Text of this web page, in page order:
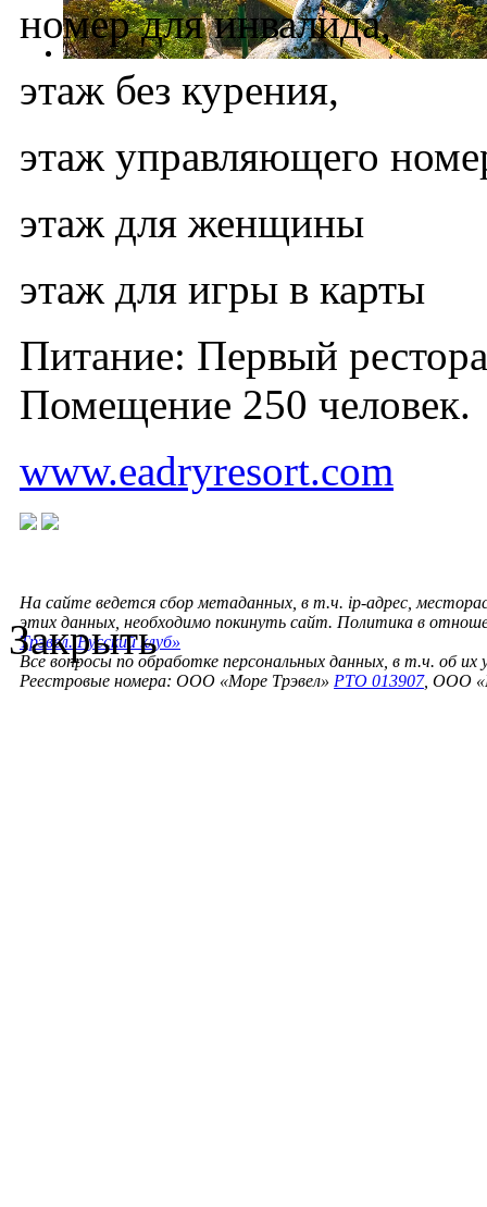
номер для инвалида,
этаж без курения,
этаж управляющего
этаж для женщины
этаж для игры в карты
Питание: Первый
Помещение 250 человек.
www.eadryresort.com
На сайте ведется сбор метаданных, в т.ч. ip-адрес,
этих данных, необходимо покинуть сайт. Политика в
Трэвел. Русский клуб»
Все вопросы по обработке персональных данных, в т.ч. об их
Реестровые номера: ООО «Море Трэвел» РТО 013907, ООО
Закрыть